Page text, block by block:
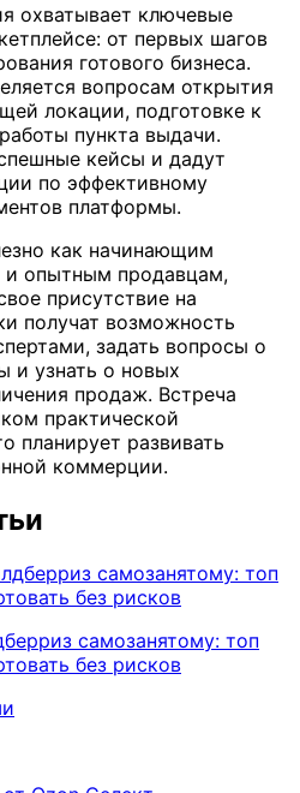
охватывает ключевые
от первых шагов
готового бизнеса.
вопросам открытия
локации, подготовке к
пункта выдачи.
кейсы и дадут
по эффективному
платформы.
как начинающим
и опытным продавцам,
присутствие на
получат возможность
задать вопросы о
и узнать о новых
продаж. Встреча
практической
планирует развивать
коммерции.
самозанятому: топ
без рисков